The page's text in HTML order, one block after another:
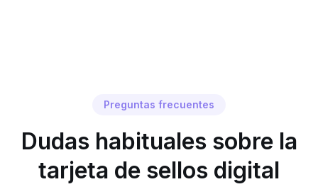
Preguntas frecuentes
Dudas habituales sobre la
tarjeta de sellos digital